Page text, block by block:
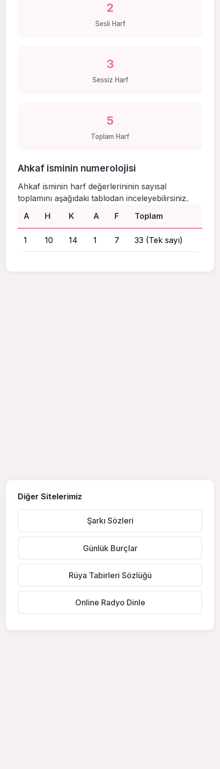
2
Sesli Harf
3
Sessiz Harf
5
Toplam Harf
Ahkaf isminin numerolojisi
Ahkaf isminin harf değerlerininin sayısal
toplamını aşağıdaki tablodan inceleyebilirsiniz.
A
H K A F Toplam
1 10 14 1 7 33 (Tek sayı)
Diğer Sitelerimiz
Şarkı Sözleri
Günlük Burçlar
Rüya Tabirleri Sözlüğü
Online Radyo Dinle